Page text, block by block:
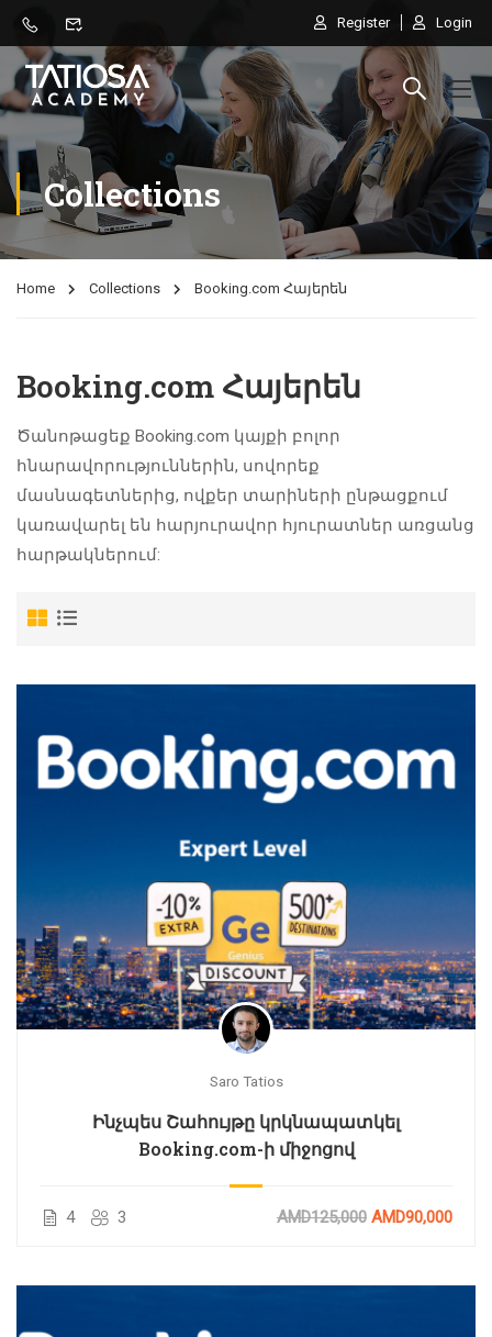
AIRBNB ՀԱՅԵՐԵՆ
AirBnB կայքի բոլոր
ովքեր
տարիների...
BOOKING
Master Booking.com’s
Register Login
Collections
Home Collections Booking.com Հայերեն
Booking.com Հայերեն
Ծանոթացեք Booking.com կայքի բոլոր
հնարավորություններին, սովորեք
մասնագետներից, ովքեր տարիների ընթացքում
կառավարել են հարյուրավոր հյուրատներ առցանց
հարթակներում:
Saro Tatios
Ինչպես Շահույթը կրկնապատկել
Booking.com-ի միջոցով
4 3 AMD125,000 AMD90,000